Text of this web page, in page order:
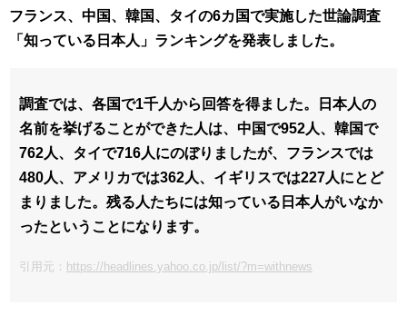
フランス、中国、韓国、タイの6カ国で実施した世論調査
「知っている日本人」ランキングを発表しました。
調査では、各国で1千人から回答を得ました。日本人の
名前を挙げることができた人は、中国で952人、韓国で
762人、タイで716人にのぼりましたが、フランスでは
480人、アメリカでは362人、イギリスでは227人にとど
まりました。残る人たちには知っている日本人がいなか
ったということになります。
引用元： https://headlines.yahoo.co.jp/list/?m=withnews